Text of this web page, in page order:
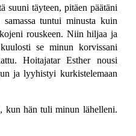
suuni täyteen, pitäen päätäni
tuntui minusta kuin
rouskeen. Niin hiljaa ja
se minun korvissani
Hoitajatar Esther nousi
ja lyyhistyi kurkistelemaan
kun hän tuli minun lähelleni.